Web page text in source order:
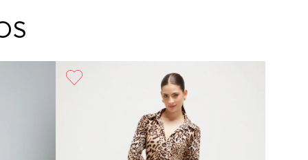
la recogida del producto en la dirección